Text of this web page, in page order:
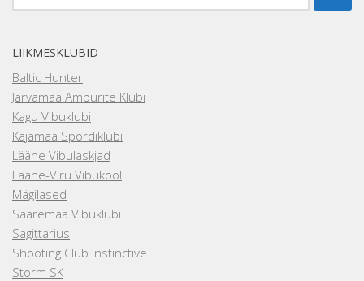
LIIKMESKLUBID
Baltic Hunter
Järvamaa Amburite Klubi
Kagu Vibuklubi
Kajamaa Spordiklubi
Lääne Vibulaskjad
Lääne-Viru Vibukool
Mägilased
Saaremaa Vibuklubi
Sagittarius
Shooting Club Instinctive
Storm SK